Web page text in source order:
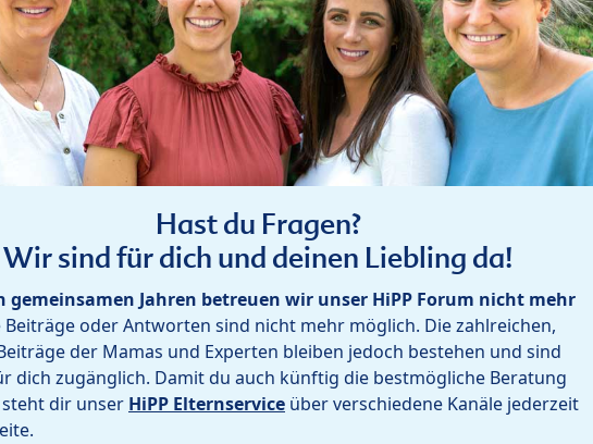
Hast du Fragen?
Wir sind für dich und deinen Liebling da!
gemeinsamen Jahren betreuen wir unser HiPP Forum nicht mehr
Beiträge oder Antworten sind nicht mehr möglich. Die zahlreichen,
der Mamas und Experten bleiben jedoch bestehen und sind
dich zugänglich. Damit du auch künftig die bestmögliche Beratung
dir unser HiPP Elternservice über verschiedene Kanäle jederzeit